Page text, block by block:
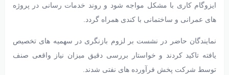
ایزوگام کاری با مشکل مواجه شود و روند خدمات رسانی در پروژه
های عمرانی و ساختمانی با کندی همراه گردد.
نمایندگان حاضر در نشست بر لزوم بازنگری در سهمیه های تخصیص
یافته تاکید کردند و خواستار بررسی دقیق میزان نیاز واقعی صنف
توسط شرکت پخش فرآورده های نفتی شدند.